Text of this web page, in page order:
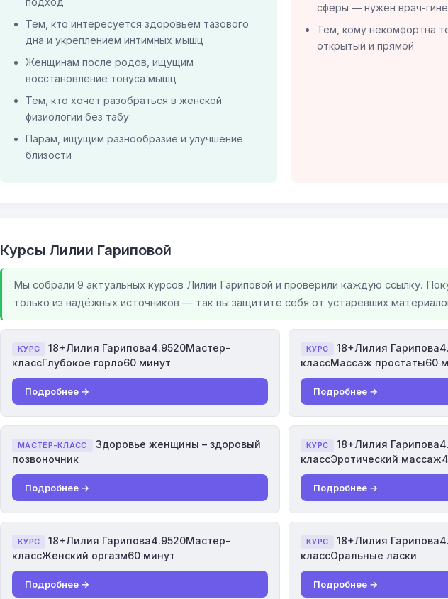
Тем, кто интересуется здоровьем тазового
дна и укреплением интимных мышц
Женщинам после родов, ищущим
восстановление тонуса мышц
Тем, кто хочет разобраться в женской
физиологии без табу
Парам, ищущим разнообразие и улучшение
близости
сферы — нужен врач-
Тем, кому некомфортна
открытый и прямой
Курсы Лилии Гариповой
Мы собрали 9 актуальных курсов Лилии Гариповой и проверили каждую ссылку.
только из надёжных источников — так вы защитите себя от устаревших
КУРС
18+Лилия Гарипова4.9520Мастер-
классГлубокое горло60 минут
Подробнее →
КУРС
18+Лилия
классМассаж простаты60
Подробнее →
МАСТЕР-КЛАСС
Здоровье женщины – здоровый
позвоночник
Подробнее →
КУРС
18+Лилия
классЭротический
Подробнее →
КУРС
18+Лилия Гарипова4.9520Мастер-
классЖенский оргазм60 минут
Подробнее →
КУРС
18+Лилия
классОральные ласки
Подробнее →